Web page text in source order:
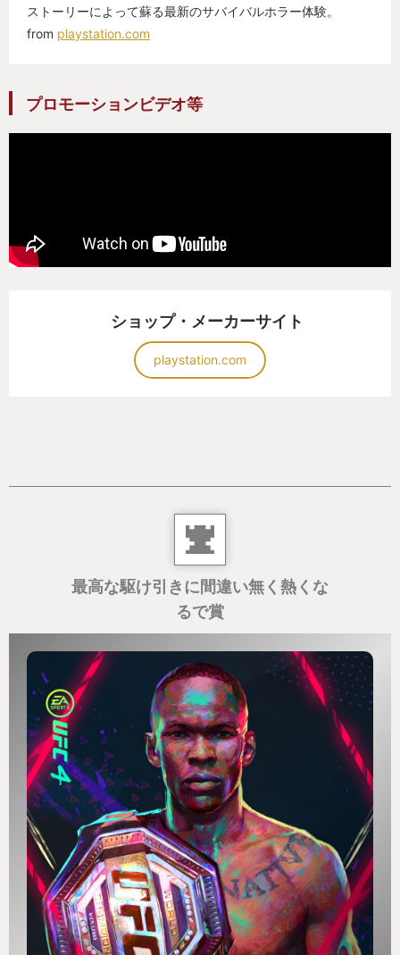
ストーリーによって蘇る最新のサバイバルホラー体験。
from playstation.com
プロモーションビデオ等
ショップ・メーカーサイト
playstation.com
最高な駆け引きに間違い無く熱くな
るで賞